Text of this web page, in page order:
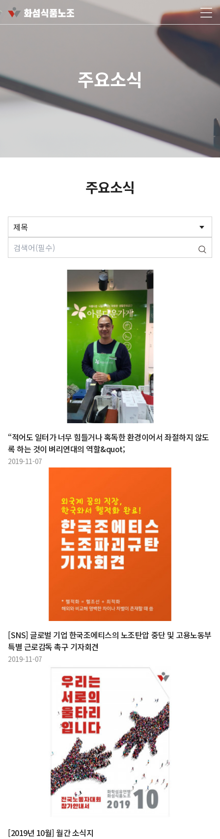
주요소식
주요소식
“적어도 일터가 너무 힘들거나 혹독한 환경이어서 좌절하지 않도
록 하는 것이 벼리연대의 역할&quot;
2019-11-07
[SNS] 글로벌 기업 한국조에티스의 노조탄압 중단 및 고용노동부
특별 근로감독 촉구 기자회견
2019-11-07
[2019년 10월] 월간 소식지